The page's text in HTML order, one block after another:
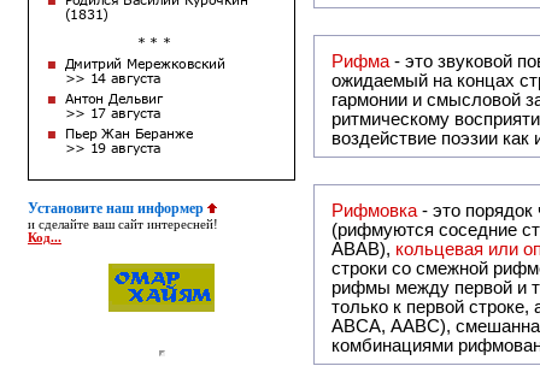
Установите наш информер
и сделайте ваш сайт интересней!
Код...
Рифма - это звуковой повтор, традиционно используемый в поэзии и, как
ожидаемый на концах
гармонии и смысловой
ритмическому
воздействие поэзии
Рифмовка - это
(рифмуются соседние
ABAB), кольцевая или
строки со смежной
рифмы между первой и
только к первой
ABCA, AABC), смешанная или вольная рифмовка (рифмовка в сложных строфах с различными
комбинациями